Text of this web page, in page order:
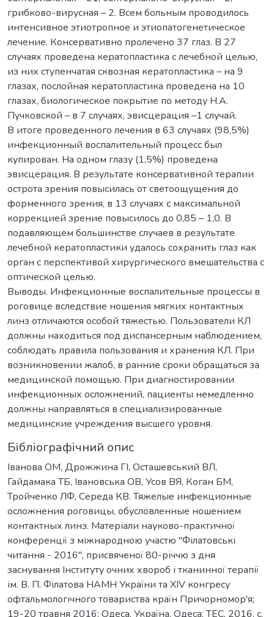
грибково-вирусная – 2. Всем больным проводилось
интенсивное этиотропное и этиопатогенетическое
лечение. Консервативно пролечено 37 глаз. В 27
случаях проведена кератопластика с лечебной целью,
из них ступенчатая сквозная кератопластика – на 9
глазах, послойная кератопластика проведена на 10
глазах, биологическое покрытие по методу Н.А.
Пучковской – в 7 случаях, эвисцерация –1 случай.
В итоге проведенного лечения в 63 случаях (98,5%)
инфекционный воспалительный процесс был
купирован. На одном глазу (1,5%) проведена
эвисцерация. В результате консервативной терапии
острота зрения повысилась от светоощущения до
форменного зрения, в 13 случаях с максимальной
коррекцией зрение повысилось до 0,85 – 1,0. В
подавляющем большинстве случаев в результате
лечебной кератопластики удалось сохранить глаз как
орган с перспективой хирургического вмешательства с
оптической целью.
Выводы. Инфекционные воспалительные процессы в
роговице вследствие ношения мягких контактных
линз отличаются особой тяжестью. Пользователи КЛ
должны находиться под диспансерным наблюдением,
соблюдать правила пользования и хранения КЛ. При
возникновении жалоб, в ранние сроки обращаться за
медицинской помощью. При диагностировании
инфекционных осложнений, пациенты немедленно
должны направляться в специализированные
медицинские учреждения высшего уровня.
Бібліографічний опис
Іванова ОМ, Дрожжина ГІ, Осташевський ВЛ,
Гайдамака ТБ, Івановська ОВ, Усов ВЯ, Коган БМ,
Тройченко ЛФ, Середа КВ. Тяжелые инфекционные
осложнения роговицы, обусловленные ношением
контактных линз. Матеріали науково-практичної
конференції з міжнародною участю "Філатовські
читання - 2016", присвяченої 80-річчю з дня
заснування Інституту очних хвороб і тканинної терапії
ім. В. П. Філатова НАМН України та XIV конгресу
офтальмологічного товариства країн Причорномор'я;
19-20 травня 2016; Одеса, Україна. Одеса: ТЕС, 2016. с.